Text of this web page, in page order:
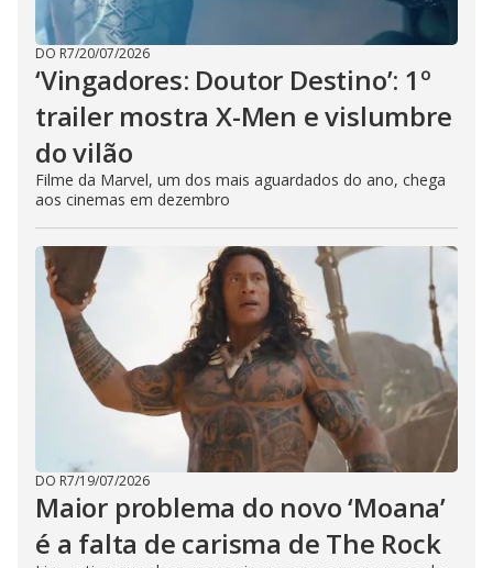
DO R7/20/07/2026
‘Vingadores: Doutor Destino’: 1º
trailer mostra X-Men e vislumbre
do vilão
Filme da Marvel, um dos mais aguardados do ano, chega
aos cinemas em dezembro
DO R7/19/07/2026
Maior problema do novo ‘Moana’
é a falta de carisma de The Rock